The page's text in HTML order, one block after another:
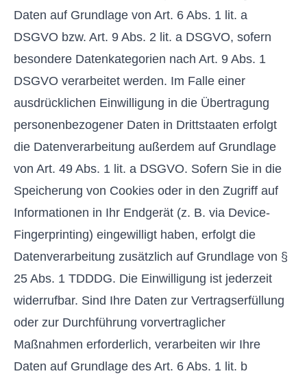
Daten auf Grundlage von Art. 6 Abs. 1 lit. a
DSGVO bzw. Art. 9 Abs. 2 lit. a DSGVO, sofern
besondere Datenkategorien nach Art. 9 Abs. 1
DSGVO verarbeitet werden. Im Falle einer
ausdrücklichen Einwilligung in die Übertragung
personenbezogener Daten in Drittstaaten erfolgt
die Datenverarbeitung außerdem auf Grundlage
von Art. 49 Abs. 1 lit. a DSGVO. Sofern Sie in die
Speicherung von Cookies oder in den Zugriff auf
Informationen in Ihr Endgerät (z. B. via Device-
Fingerprinting) eingewilligt haben, erfolgt die
Datenverarbeitung zusätzlich auf Grundlage von §
25 Abs. 1 TDDDG. Die Einwilligung ist jederzeit
widerrufbar. Sind Ihre Daten zur Vertragserfüllung
oder zur Durchführung vorvertraglicher
Maßnahmen erforderlich, verarbeiten wir Ihre
Daten auf Grundlage des Art. 6 Abs. 1 lit. b